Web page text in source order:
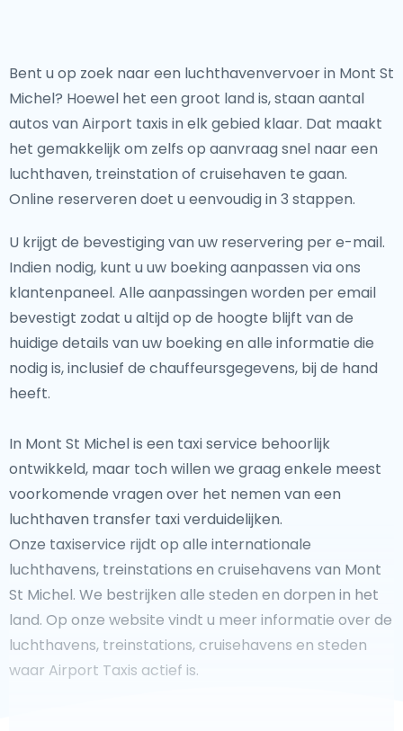
Bent u op zoek naar een luchthavenvervoer in Mont St
Michel? Hoewel het een groot land is, staan aantal
autos van Airport taxis in elk gebied klaar. Dat maakt
het gemakkelijk om zelfs op aanvraag snel naar een
luchthaven, treinstation of cruisehaven te gaan.
Online reserveren doet u eenvoudig in 3 stappen.
U krijgt de bevestiging van uw reservering per e-mail.
Indien nodig, kunt u uw boeking aanpassen via ons
klantenpaneel. Alle aanpassingen worden per email
bevestigt zodat u altijd op de hoogte blijft van de
huidige details van uw boeking en alle informatie die
nodig is, inclusief de chauffeursgegevens, bij de hand
heeft.
In Mont St Michel is een taxi service behoorlijk
ontwikkeld, maar toch willen we graag enkele meest
voorkomende vragen over het nemen van een
luchthaven transfer taxi verduidelijken.
Onze taxiservice rijdt op alle internationale
luchthavens, treinstations en cruisehavens van Mont
St Michel. We bestrijken alle steden en dorpen in het
land. Op onze website vindt u meer informatie over de
luchthavens, treinstations, cruisehavens en steden
waar Airport Taxis actief is.